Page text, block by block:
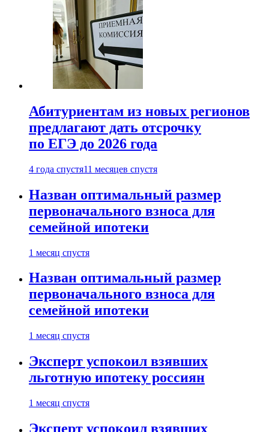
Абитуриентам из новых регионов
предлагают дать отсрочку
по ЕГЭ до 2026 года
4 года спустя11 месяцев спустя
Назван оптимальный размер
первоначального взноса для
семейной ипотеки
1 месяц спустя
Назван оптимальный размер
первоначального взноса для
семейной ипотеки
1 месяц спустя
Эксперт успокоил взявших
льготную ипотеку россиян
1 месяц спустя
Эксперт успокоил взявших